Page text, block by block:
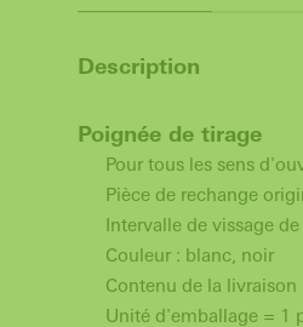
Description
Poignée de tirage
Pour tous les sens
Pièce de rechange
Intervalle de vissage
Couleur : blanc, noir
Contenu de la livraison
Unité d'emballage = 1